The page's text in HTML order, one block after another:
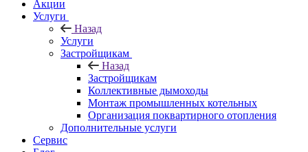
Акции
Услуги
Назад
Услуги
Застройщикам
Назад
Застройщикам
Коллективные дымоходы
Монтаж промышленных котельных
Организация поквартирного отопления
Дополнительные услуги
Сервис